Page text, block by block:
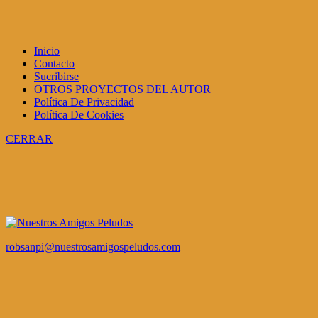
Inicio
Contacto
Sucribirse
OTROS PROYECTOS DEL AUTOR
Política De Privacidad
Política De Cookies
CERRAR
robsanpi@nuestrosamigospeludos.com